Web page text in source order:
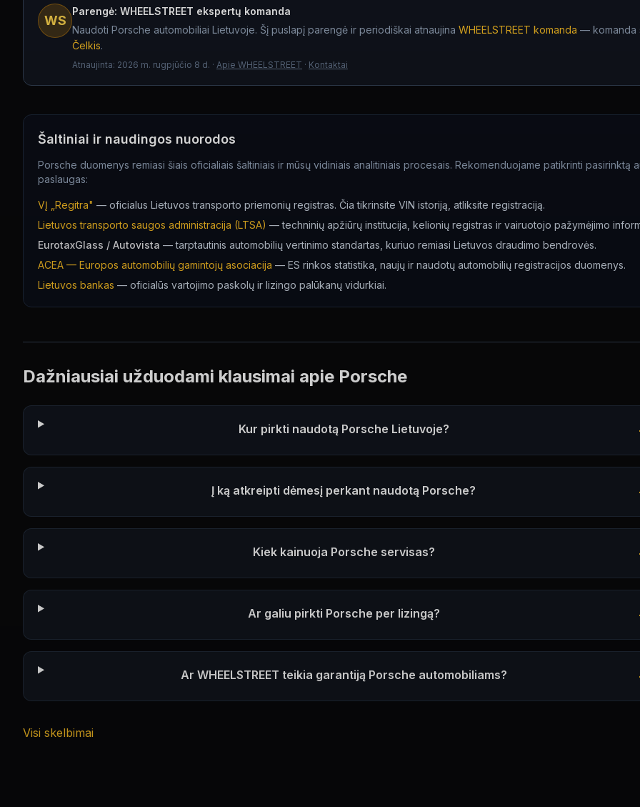
WS
Parengė: WHEELSTREET ekspertų komanda
Naudoti Porsche automobiliai Lietuvoje. Šį puslapį parengė ir periodiškai atnaujina WHEELSTREET komanda — komanda
Čelkis.
Atnaujinta: 2026 m. rugpjūčio 8 d. · Apie WHEELSTREET · Kontaktai
Šaltiniai ir naudingos nuorodos
Porsche duomenys remiasi šiais oficialiais šaltiniais ir mūsų vidiniais analitiniais procesais. Rekomenduojame patikrinti pasirinktą
paslaugas:
VĮ „Regitra" — oficialus Lietuvos transporto priemonių registras. Čia tikrinsite VIN istoriją, atliksite registraciją.
Lietuvos transporto saugos administracija (LTSA) —techninių apžiūrų institucija, kelionių registras ir vairuotojo pažymėjimo
EurotaxGlass / Autovista —tarptautinis automobilių vertinimo standartas, kuriuo remiasi Lietuvos draudimo bendrovės.
ACEA — Europos automobilių gamintojų asociacija — ES rinkos statistika, naujų ir naudotų automobilių registracijos duomenys.
Lietuvos bankas — oficialūs vartojimo paskolų ir lizingo palūkanų vidurkiai.
Dažniausiai užduodami klausimai apie Porsche
Kur pirkti naudotą Porsche Lietuvoje?
Į ką atkreipti dėmesį perkant naudotą Porsche?
Kiek kainuoja Porsche servisas?
Ar galiu pirkti Porsche per lizingą?
Ar WHEELSTREET teikia garantiją Porsche automobiliams?
Visi skelbimai